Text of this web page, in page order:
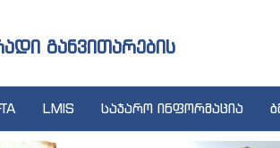
განვითარების
LMIS საჯარო ინფორმაცია